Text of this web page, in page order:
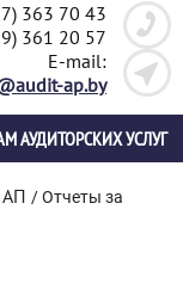
363 70 43
361 20 57
E-mail:
ap.by
АУДИТОРСКИХ УСЛУГ
АП /Отчеты за